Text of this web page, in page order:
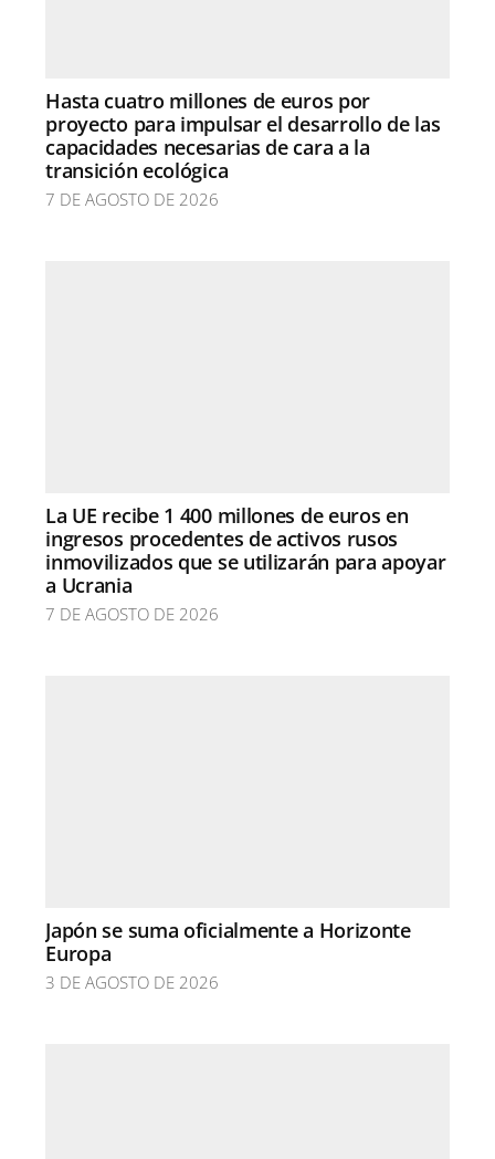
Hasta cuatro millones de euros por
proyecto para impulsar el desarrollo de las
capacidades necesarias de cara a la
transición ecológica
7 DE AGOSTO DE 2026
La UE recibe 1 400 millones de euros en
ingresos procedentes de activos rusos
inmovilizados que se utilizarán para apoyar
a Ucrania
7 DE AGOSTO DE 2026
Japón se suma oficialmente a Horizonte
Europa
3 DE AGOSTO DE 2026